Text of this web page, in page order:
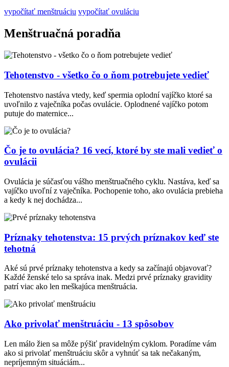
vypočítať menštruáciu vypočítať ovuláciu
Menštruačná poradňa
Tehotenstvo - všetko čo o ňom potrebujete vedieť
Tehotenstvo nastáva vtedy, keď spermia oplodní vajíčko ktoré sa
uvoľnilo z vaječníka počas ovulácie. Oplodnené vajíčko potom
putuje do maternice...
Čo je to ovulácia? 16 vecí, ktoré by ste mali vedieť o
ovulácii
Ovulácia je súčasťou vášho menštruačného cyklu. Nastáva, keď sa
vajíčko uvoľní z vaječníka. Pochopenie toho, ako ovulácia prebieha
a kedy k nej dochádza...
Príznaky tehotenstva: 15 prvých príznakov keď ste
tehotná
Aké sú prvé príznaky tehotenstva a kedy sa začínajú objavovať?
Každé ženské telo sa správa inak. Medzi prvé príznaky gravidity
patrí viac ako len meškajúca menštruácia.
Ako privolať menštruáciu - 13 spôsobov
Len málo žien sa môže pýšiť pravidelným cyklom. Poradíme vám
ako si privolať menštruáciu skôr a vyhnúť sa tak nečakaným,
nepríjemným situáciám...